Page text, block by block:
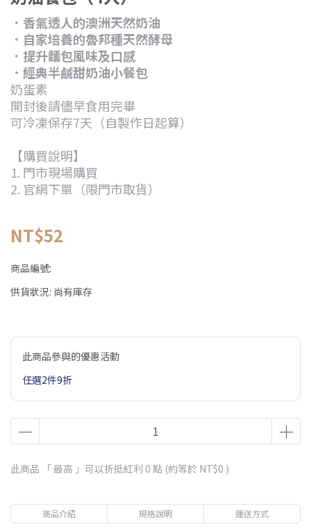
．香氣透人的澳洲天然奶油
．自家培養的魯邦種天然酵母
．提升麵包風味及口感
．經典半鹹甜奶油小餐包
奶蛋素
開封後請儘早食用完畢
可冷凍保存7天（自製作日起算）
【購買說明】
1. 門市現場購買
2. 官網下單（限門市取貨）
NT$52
商品編號:
供貨狀況: 尚有庫存
此商品參與的優惠活動
任選2件9折
此商品 「 最高 」可以折抵紅利 0 點 (約等於 NT$0 )
商品介紹 規格說明 運送方式